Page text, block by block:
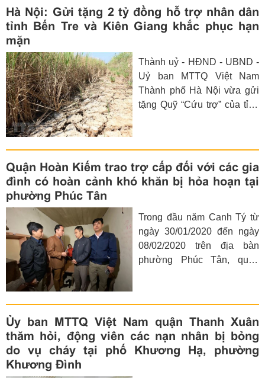
động toàn dân Hiến máu
tình nguyện”. Bí thư Trung
ương Đảng, Chủ tịch Ủy
Nam Trần Thanh Mẫn chủ trì
hội nghị.
Hà Nội: Gửi tặng 2 tỷ đồng hỗ trợ nhân dân
tỉnh Bến Tre và Kiên Giang khắc phục hạn
mặn
Thành uỷ - HĐND - UBND -
Uỷ ban MTTQ Việt Nam
Thành phố Hà Nội vừa gửi
tặng Quỹ “Cứu trợ” của tỉnh
góp phần chia sẻ, giúp nhân
dân 2 tỉnh khắc phục hậu
quả của hạn hán, xâm nhập
Quận Hoàn Kiếm trao trợ cấp đối với các gia
đình có hoàn cảnh khó khăn bị hỏa hoạn tại
phường Phúc Tân
Trong đầu năm Canh Tý từ
ngày 30/01/2020 đến ngày
08/02/2020 trên địa bàn
phường Phúc Tân, quận
thiệt hại về người.
Ủy ban MTTQ Việt Nam quận Thanh Xuân
thăm hỏi, động viên các nạn nhân bị bỏng
do vụ cháy tại phố Khương Hạ, phường
Khương Đình